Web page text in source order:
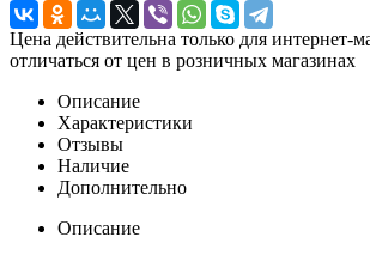
Цена действительна только для интернет-
отличаться от цен в розничных магазинах
Описание
Характеристики
Отзывы
Наличие
Дополнительно
Описание